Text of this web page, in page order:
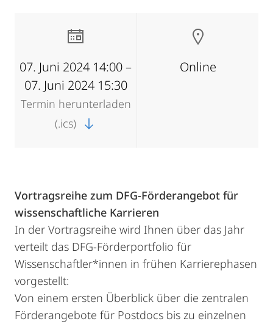
07. Juni 2024 14:00 –
07. Juni 2024 15:30
Termin herunterladen
(.ics)
Online
Vortragsreihe zum DFG-Förderangebot für
wissenschaftliche Karrieren
In der Vortragsreihe wird Ihnen über das Jahr
verteilt das DFG-Förderportfolio für
Wissenschaftler*innen in frühen Karrierephasen
vorgestellt:
Von einem ersten Überblick über die zentralen
Förderangebote für Postdocs bis zu einzelnen